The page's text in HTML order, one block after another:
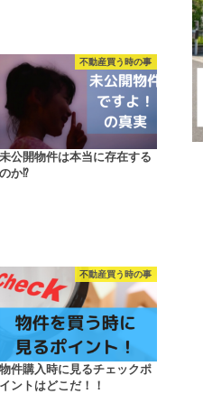
不動産買う時の事
未公開物件は本当に存在する
のか⁉
不動産買う時の事
物件購入時に見るチェックポ
イントはどこだ！！